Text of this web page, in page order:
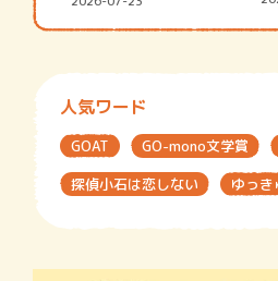
人気ワード
GOAT GO-mono文学賞
探偵小石は恋しない
ゆっき